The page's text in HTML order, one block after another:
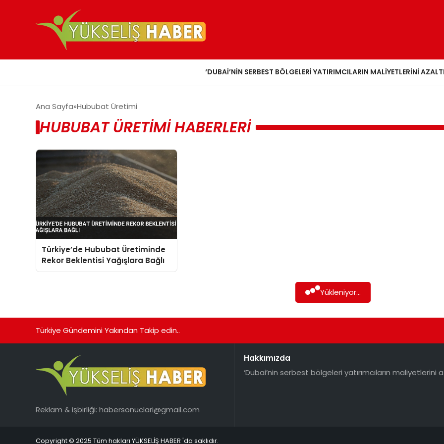
‘DUBAI’NIN SERBEST BÖLGELERI YATIRIMCILARIN MALIYETLERINI
Ana Sayfa Hububat Üretimi
HUBUBAT ÜRETIMI HABERLERI
Türkiye’de Hububat Üretiminde
Rekor Beklentisi Yağışlara Bağlı
Yükleniyor...
Türkiye Gündemini Yakından Takip edin..
Reklam & işbirliği: habersonuclari@gmail.com
Hakkımızda
‘Dubai’nin serbest bölgeleri yatırımcıların maliyetlerini
Copyright © 2025 Tüm hakları YÜKSELİŞ HABER 'da saklıdır.